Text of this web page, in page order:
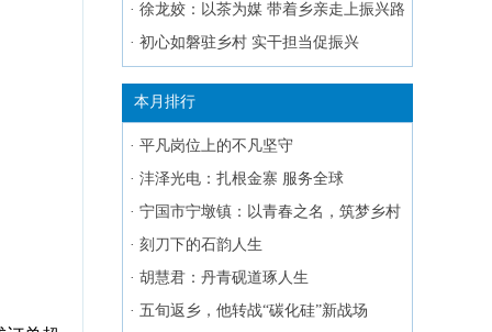
· 徐龙姣：以茶为媒 带着乡亲走上振兴路
· 初心如磐驻乡村 实干担当促振兴
本月排行
· 平凡岗位上的不凡坚守
· 沣泽光电：扎根金寨 服务全球
· 宁国市宁墩镇：以青春之名，筑梦乡村
振兴
· 刻刀下的石韵人生
· 胡慧君：丹青砚道琢人生
· 五旬返乡，他转战“碳化硅”新战场